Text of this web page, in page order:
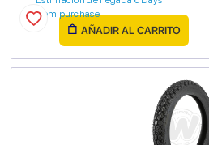
from purchase
AÑADIR AL CARRITO